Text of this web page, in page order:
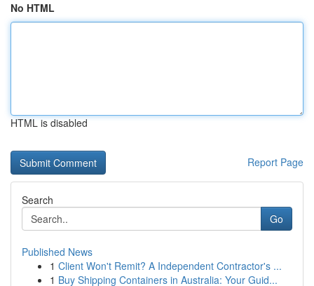
No HTML
HTML is disabled
Report Page
Search
Go
Published News
1 Client Won't Remit? A Independent Contractor's ...
1 Buy Shipping Containers in Australia: Your Guid...